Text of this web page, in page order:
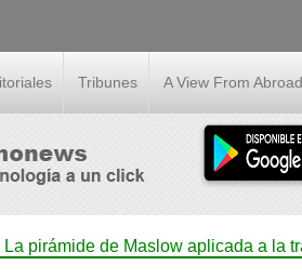
Tribunes A View From Abroad
La pirámide de Maslow aplicada a la